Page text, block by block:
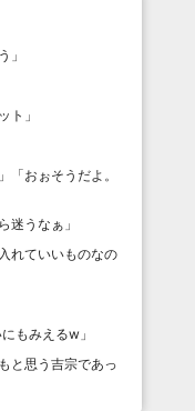
」
ト 」
「おぉそうだよ。
迷うなぁ 」
れていいものなの
もみえるw 」
と思う吉宗であっ